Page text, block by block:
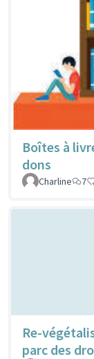
Boîtes à
dons
Charline
7
Re-
parc des